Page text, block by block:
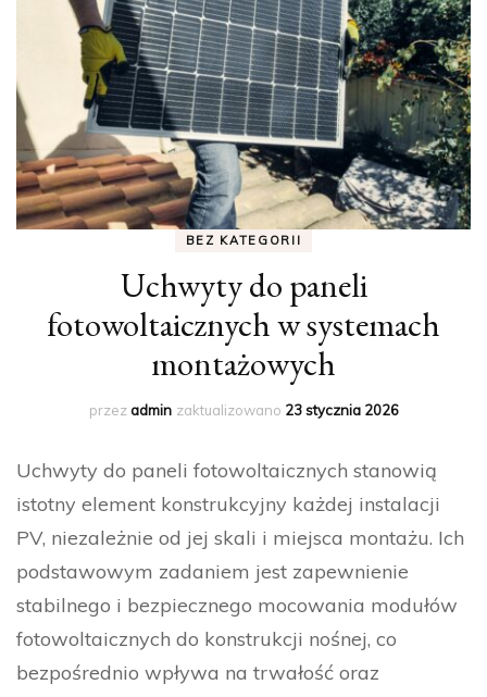
BEZ KATEGORII
Uchwyty do paneli
fotowoltaicznych w systemach
montażowych
przezadmin zaktualizowano 23 stycznia 2026
Uchwyty do paneli fotowoltaicznych stanowią
istotny element konstrukcyjny każdej instalacji
PV, niezależnie od jej skali i miejsca montażu. Ich
podstawowym zadaniem jest zapewnienie
stabilnego i bezpiecznego mocowania modułów
fotowoltaicznych do konstrukcji nośnej, co
bezpośrednio wpływa na trwałość oraz